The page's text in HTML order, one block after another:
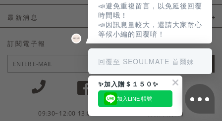
會員常見問題
訂單常見問題
商品售後服務
電子發票
門市資訊
最新消息
LINE官方會員活動
訂閱電子報
JOIN
09:30~12:00 13:00~18:30 / Mon - Fri(例假日除外)
📣避免重複留言，以免延後回覆
時間哦！
📣因訊息量較大，還請大家耐心
等候小編的回覆唷！
回覆至 SEOULMATE 首爾妹
✨加入贈＄１５０✨
加入LINE 帳號